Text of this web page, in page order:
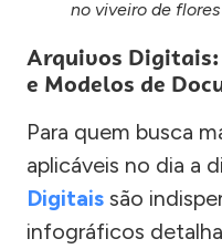
no viveiro de
Arquivos
e Modelos de
Para quem busca
aplicáveis no dia a
Digitais são
infográficos